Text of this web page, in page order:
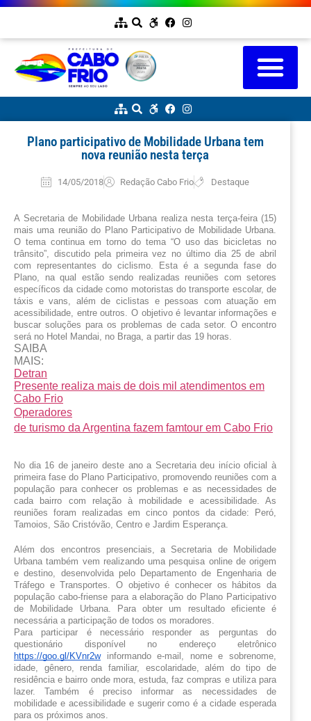
Plano participativo de Mobilidade Urbana tem
nova reunião nesta terça
14/05/2018 Redação Cabo Frio Destaque
A Secretaria de Mobilidade Urbana realiza nesta terça-feira (15)
mais uma reunião do Plano Participativo de Mobilidade Urbana.
O tema continua em torno do tema “O uso das bicicletas no
trânsito”, discutido pela primeira vez no último dia 25 de abril
com representantes do ciclismo. Esta é a segunda fase do
Plano, na qual estão sendo realizadas reuniões com setores
específicos da cidade como motoristas do transporte escolar, de
táxis e vans, além de ciclistas e pessoas com atuação em
acessibilidade, entre outros. O objetivo é levantar informações e
buscar soluções para os problemas de cada setor. O encontro
será no Hotel Mandai, no Braga, a partir das 19 horas.
SAIBA
MAIS:
Detran
Presente realiza mais de dois mil atendimentos em
Cabo Frio
Operadores
de turismo da Argentina fazem famtour em Cabo Frio
No dia 16 de janeiro deste ano a Secretaria deu início oficial à
primeira fase do Plano Participativo, promovendo reuniões com a
população para conhecer os problemas e as necessidades de
cada bairro com relação à mobilidade e acessibilidade. As
reuniões foram realizadas em cinco pontos da cidade: Peró,
Tamoios, São Cristóvão, Centro e Jardim Esperança.
Além dos encontros presenciais, a Secretaria de Mobilidade
Urbana também vem realizando uma pesquisa online de origem
e destino, desenvolvida pelo Departamento de Engenharia de
Tráfego e Transportes. O objetivo é conhecer os hábitos da
população cabo-friense para a elaboração do Plano Participativo
de Mobilidade Urbana. Para obter um resultado eficiente é
necessária a participação de todos os moradores.
Para participar é necessário responder as perguntas do
https://goo.gl/KVnr2w informando e-mail, nome e sobrenome,
idade, gênero, renda familiar, escolaridade, além do tipo de
residência e bairro onde mora, estuda, faz compras e utiliza para
lazer. Também é preciso informar as necessidades de
mobilidade e acessibilidade e sugerir como é a cidade esperada
para os próximos anos.